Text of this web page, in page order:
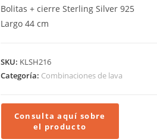
Bolitas + cierre Sterling Silver 925
Largo 44 cm
SKU: KLSH216
Categoría: Combinaciones de lava